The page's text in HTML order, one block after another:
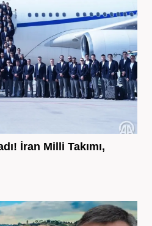
İran Milli Takımı,